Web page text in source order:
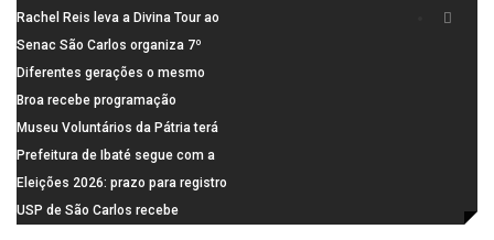
patrulhamento em São Carlos
mil novosempregos e retoma
saldo positivo em junho
Rachel Reis leva a Divina Tour ao
interior de São Paulo com shows
inéditos em São Carlos e Jundiaí
Senac São Carlos organiza 7º
Fórum Internacional Senac de
Educadores com debates sobre
pensamento crítico, leitura e
diversidade
Diferentes gerações o mesmo
amor: pais do Saae contam como
a paternidade transformou suas
histórias
Broa recebe programação
esportiva com corrida, vela e
demonstração de paramotor
Museu Voluntários da Pátria terá
horário especial nesta segunda-
feira (10)
Prefeitura de Ibaté segue com a
Campanha do Agasalho segue
durante o mês de agosto
Eleições 2026: prazo para registro
de candidaturas acaba em 15 de
USP de São Carlos recebe